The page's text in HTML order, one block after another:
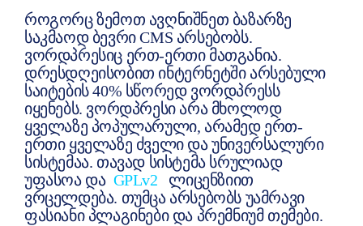
როგორც ზემოთ ავღნიშნეთ ბაზარზე
საკმაოდ ბევრი CMS არსებობს.
ვორდპრესიც ერთ-ერთი მათგანია.
დრესდღეისობით ინტერნეტში არსებული
საიტების 40% სწორედ ვორდპრესს
იყენებს. ვორდპრესი არა მხოლოდ
ყველაზე პოპულარული, არამედ ერთ-
ერთი ყველაზე ძველი და უნივერსალური
სისტემაა. თავად სისტემა სრულიად
უფასოა და GPLv2 ლიცენზიით
ვრცელდება. თუმცა არსებობს უამრავი
ფასიანი პლაგინები და პრემნიუმ თემები.